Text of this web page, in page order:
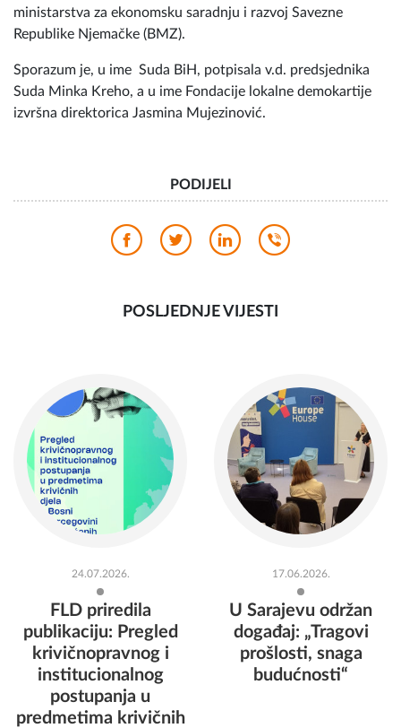
ministarstva za ekonomsku saradnju i razvoj Savezne
Republike Njemačke (BMZ).
Sporazum je, u ime Suda BiH, potpisala v.d. predsjednika
Suda Minka Kreho, a u ime Fondacije lokalne demokartije
izvršna direktorica Jasmina Mujezinović.
PODIJELI
POSLJEDNJE VIJESTI
24.07.2026.
FLD priredila
publikaciju: Pregled
krivičnopravnog i
institucionalnog
postupanja u
predmetima krivičnih
17.06.2026.
U Sarajevu održan
događaj: „Tragovi
prošlosti, snaga
budućnosti“